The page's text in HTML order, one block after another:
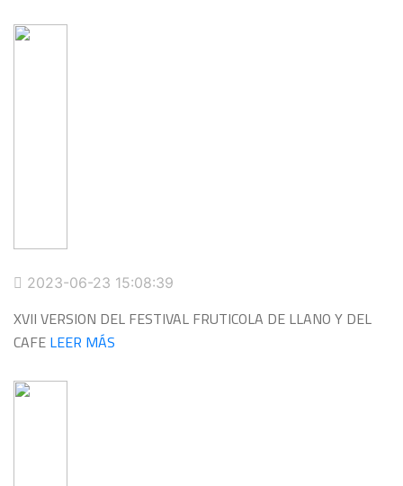
2023-06-23 15:08:39
XVII VERSION DEL FESTIVAL FRUTICOLA DE LLANO Y DEL
CAFELEER MÁS